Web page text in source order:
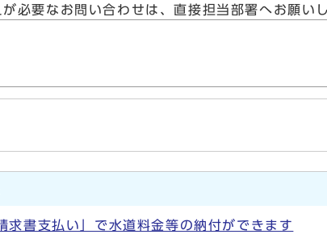
が必要なお問い合わせは、直接担当部署へお願
求書支払い」で水道料金等の納付ができます